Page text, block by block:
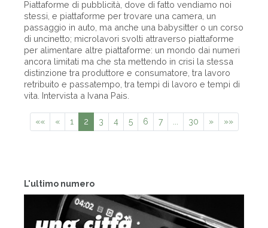
L'ultimo numero
Piattaforme di pubblicità, dove di fatto vendiamo noi
stessi, e piattaforme per trovare una camera, un
passaggio in auto, ma anche una babysitter o un corso
di uncinetto; microlavori svolti attraverso piattaforme
per alimentare altre piattaforme: un mondo dai numeri
ancora limitati ma che sta mettendo in crisi la stessa
distinzione tra produttore e consumatore, tra lavoro
retribuito e passatempo, tra tempi di lavoro e tempi di
vita. Intervista a Ivana Pais.
«« « 1 2 3 4 5 6 7 30 » »»